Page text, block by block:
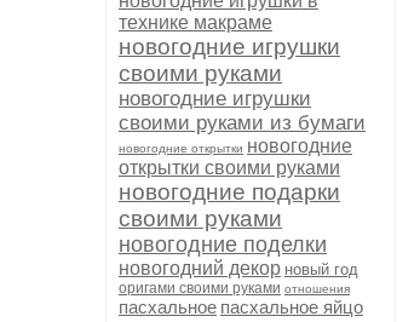
технике макраме
новогодние игрушки
своими руками
новогодние игрушки
своими руками из бумаги
новогодние открытки новогодние
открытки своими руками
новогодние подарки
своими руками
новогодние поделки
новогодний декор новый год
оригами своими руками отношения
пасхальное пасхальное яйцо